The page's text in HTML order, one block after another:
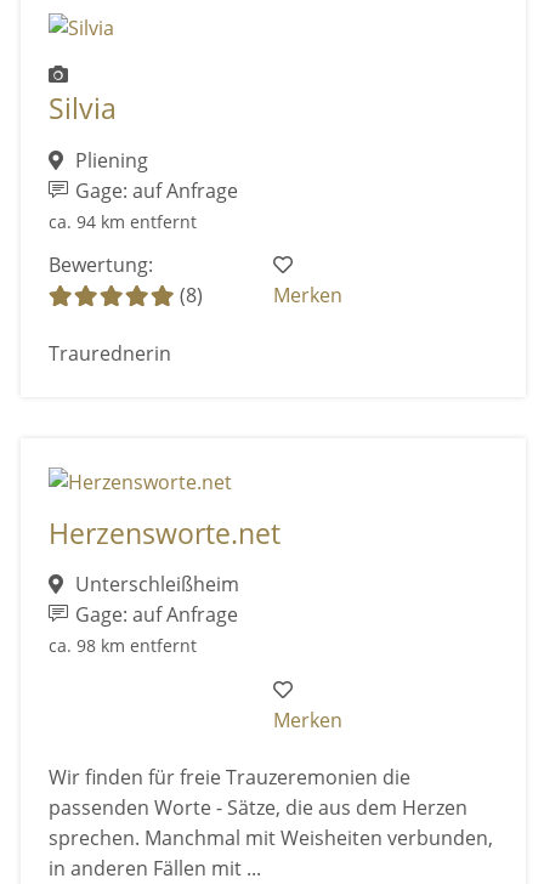
Silvia
Pliening
Gage: auf Anfrage
ca. 94 km entfernt
Bewertung:
(8)
Merken
Traurednerin
Herzensworte.net
Unterschleißheim
Gage: auf Anfrage
ca. 98 km entfernt
Merken
Wir finden für freie Trauzeremonien die
passenden Worte - Sätze, die aus dem Herzen
sprechen. Manchmal mit Weisheiten verbunden,
in anderen Fällen mit ...